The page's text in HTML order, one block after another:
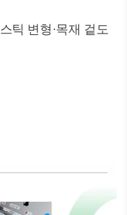
틱 변형·목재 겉도